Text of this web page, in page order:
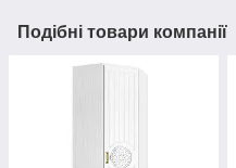
Подібні товари компанії